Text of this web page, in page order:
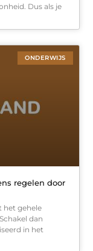
Dus als je
ONDERWIJS
regelen door
het gehele
dan
in het